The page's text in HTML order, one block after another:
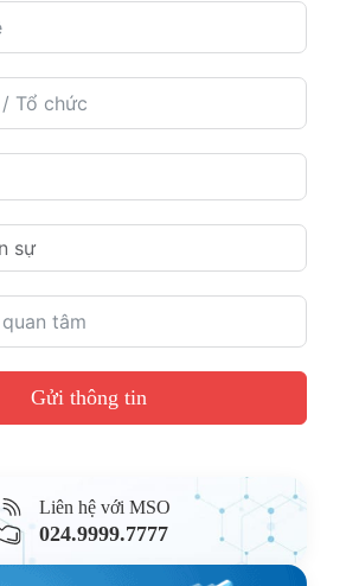
Gửi thông tin
Liên hệ với MSO
024.9999.7777